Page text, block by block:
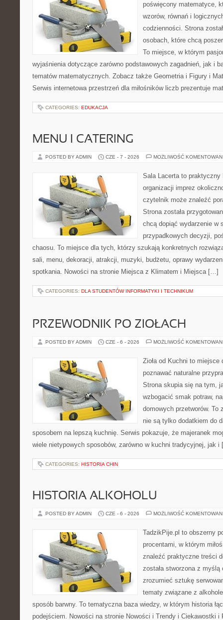
poświęcony matematyce,
wzorów, równań i
codzienności. Strona
osobach, które chcą
To miejsce, w którym
wyjaśnienia dotyczące zarówno podstawowych zagadnień, jak i
tematów matematycznych. Zobacz także Geometria i Figury i
Serwis internetowa przestrzeń dla miłośników liczb prezentuje
CATEGORIES: EDUKACJA
MENU I CATERING
POSTED BY ADMIN CZE - 7 - 2026 MOŻLIWOŚĆ
Sala Lacerta to praktyczny
organizacji imprez
czytelnik może znaleźć
Strona została
chcą dopiąć wydarzenie w
przypadkowych decyzji,
chaosu. To miejsce dla tych, którzy szukają konkretnych
sali, menu, dekoracji, atrakcji, muzyki, budżetu, oprawy
spotkania. Nowości na stronie Miejsca z Klimatem i Miejsca […]
CATEGORIES: DLA STUDENTÓW INFORMATYKI I TECHNIKUM
PRZEWODNIK PO ZIOŁACH
POSTED BY ADMIN CZE - 6 - 2026 MOŻLIWOŚĆ
Zioła od Kuchni to
poznawać naturalne
Strona skupia się na tym,
wzbogacić smak potraw,
domowych przetworów. To
nie są tylko dodatkiem do
sposobem na lepszą kuchnię. Serwis pokazuje, że majeranek
wiele nietypowych sposobów, zarówno w kuchni tradycyjnej, jak
CATEGORIES: HISTORIA CHIN
HISTORIA ALKOHOLU
POSTED BY ADMIN CZE - 6 - 2026 MOŻLIWOŚĆ
TadzikPije.pl to obszerny
procentami, w którym
znaleźć praktyczne treści
została stworzona z
zrozumieć sztukę
tematy związane z
sposób barwny. To tematyczna baza wiedzy, w którym historia
podejściem. Nowości na stronie Nowości i Trendy i Ciekawostki i